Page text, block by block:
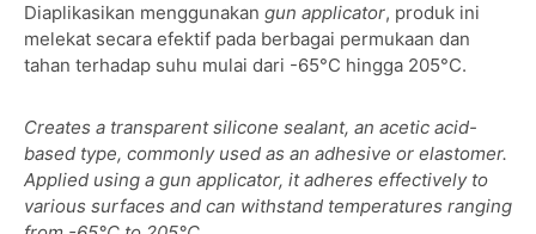
Diaplikasikan menggunakan gun applicator, produk ini
melekat secara efektif pada berbagai permukaan dan
tahan terhadap suhu mulai dari -65°C hingga 205°C.
Creates a transparent silicone sealant, an acetic acid-
based type, commonly used as an adhesive or elastomer.
Applied using a gun applicator, it adheres effectively to
various surfaces and can withstand temperatures ranging